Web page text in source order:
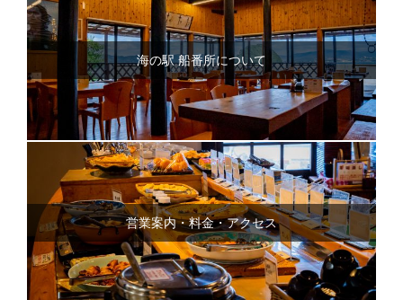
海の駅 船番所について
営業案内・料金・アクセス